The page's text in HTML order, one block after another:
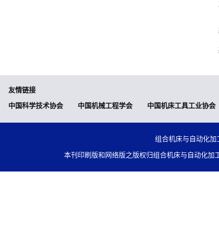
友情链接
中国科学技术协会 中国机械工程学会 中国机床工具工业协会
组合机床与自动化
本刊印刷版和网络版之版权归组合机床与自动化